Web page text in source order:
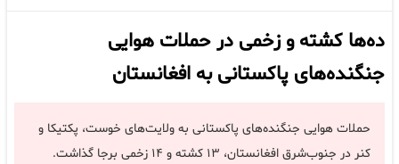
ده‌ها کشته و زخمی در حملات هوایی
جنگنده‌های پاکستانی به افغانستان
حملات هوایی جنگنده‌های پاکستانی به ولایت‌های خوست، پکتیکا و
کنر در جنوب‌شرق افغانستان، ۱۳ کشته و ۱۴ زخمی برجا گذاشت.